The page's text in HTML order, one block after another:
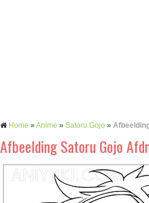
Home »Anime » Satoru Gojo »
Afbeelding Satoru Gojo